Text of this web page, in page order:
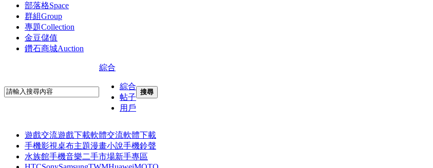
部落格Space
群組Group
專題Collection
金豆儲值
鑽石商城Auction
綜合
綜合
帖子
用戶
搜尋
遊戲交流遊戲下載軟體交流軟體下載
手機影視桌布主題漫畫小說手機鈴聲
水族館手機音樂二手市場新手專區